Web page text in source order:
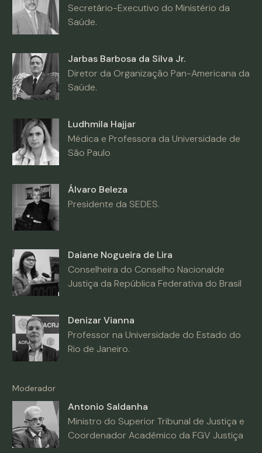
Secretário-Executivo do Ministério da
Saúde.
Jarbas Barbosa da Silva Jr.
Diretor da Organização Pan-Americana da
Saúde.
Ludhmila Hajjar
Médica e Professora da Universidade de
São Paulo
Álvaro Beleza
Presidente da SEDES.
Daiane Nogueira de Lira
Conselheira do Conselho Nacionalde
Justiça da República Federativa do Brasil
Denizar Vianna
Professor na Universidade do Estado do
Rio de Janeiro.
Moderador
Antonio Saldanha
Ministro do Superior Tribunal de Justiça e
Coordenador Acadêmico da FGV Justiça